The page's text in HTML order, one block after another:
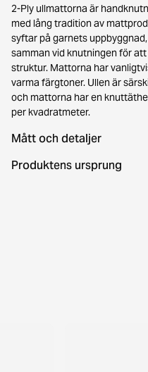
2-Ply ullmattorna är
med lång tradition av
syftar på garnets
samman vid knutningen för
struktur. Mattorna har
varma färgtoner. Ullen är
och mattorna har en
per kvadratmeter.
Mått och detaljer
Produktens ursprung